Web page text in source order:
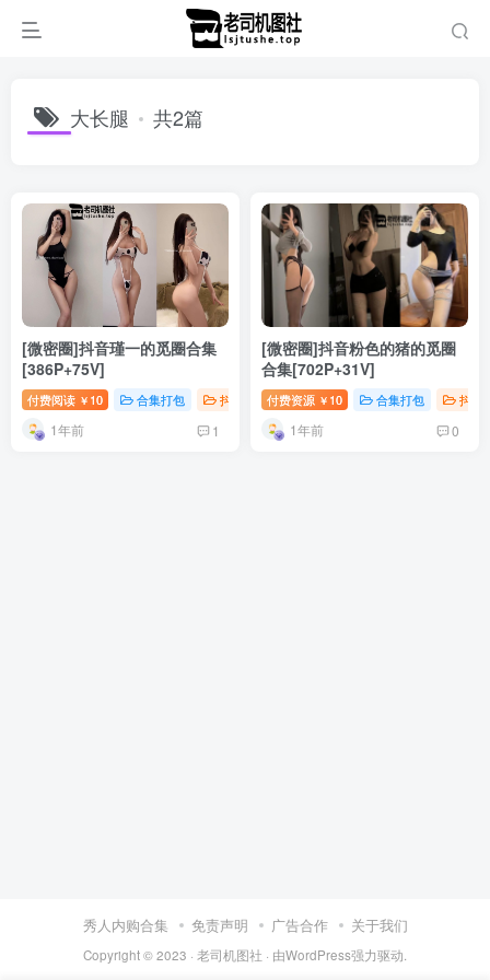
大长腿 共2篇
[微密圈]抖音瑾一的觅圈合集
[386P+75V]
付费阅读 ￥ 10 合集打包 抖音微密
1年前 1
[微密圈]抖音粉色的猪的觅圈
合集[702P+31V]
付费资源 ￥ 10 合集打包 抖音
1年前 0
秀人内购合集 免责声明 广告合作 关于我们
Copyright © 2023 · 老司机图社 · 由WordPress强力驱动.